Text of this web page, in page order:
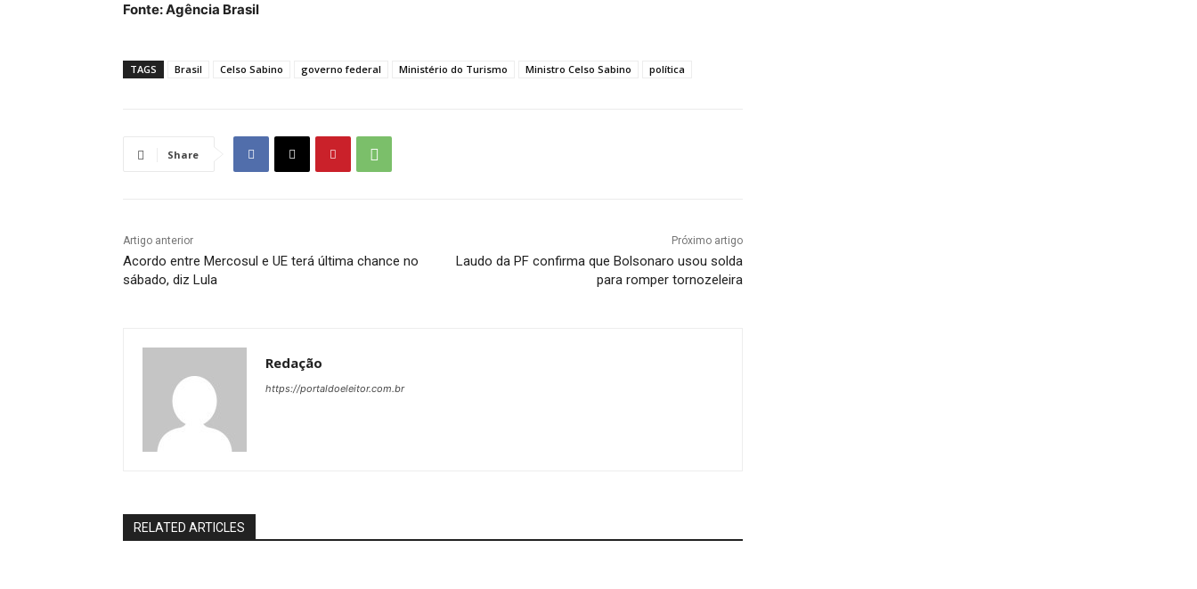
Fonte: Agência Brasil
TAGS Brasil Celso Sabino governo federal Ministério do Turismo Ministro Celso Sabino política
Share
Artigo anterior
Acordo entre Mercosul e UE terá última chance no
sábado, diz Lula
Próximo artigo
Laudo da PF confirma que Bolsonaro usou solda
para romper tornozeleira
Redação
https://portaldoeleitor.com.br
RELATED ARTICLES